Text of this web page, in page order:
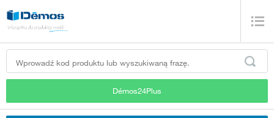
Démos24Plus